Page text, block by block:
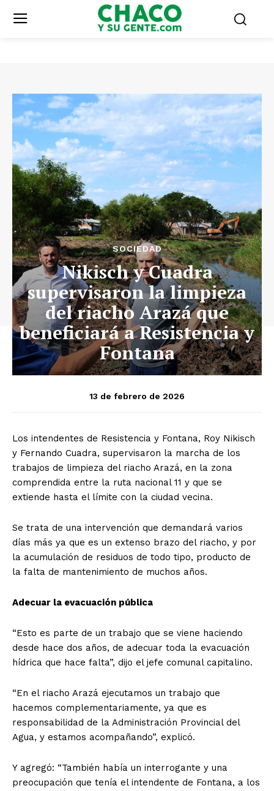
SOCIEDAD
Nikisch y Cuadra
supervisaron la limpieza
del riacho Arazá que
beneficiará a Resistencia y
Fontana
13 de febrero de 2026
Los intendentes de Resistencia y Fontana, Roy Nikisch
y Fernando Cuadra, supervisaron la marcha de los
trabajos de limpieza del riacho Arazá, en la zona
comprendida entre la ruta nacional 11 y que se
extiende hasta el límite con la ciudad vecina.
Se trata de una intervención que demandará varios
días más ya que es un extenso brazo del riacho, y por
la acumulación de residuos de todo tipo, producto de
la falta de mantenimiento de muchos años.
Adecuar la evacuación pública
“Esto es parte de un trabajo que se viene haciendo
desde hace dos años, de adecuar toda la evacuación
hídrica que hace falta”, dijo el jefe comunal capitalino.
“En el riacho Arazá ejecutamos un trabajo que
hacemos complementariamente, ya que es
responsabilidad de la Administración Provincial del
Agua, y estamos acompañando”, explicó.
Y agregó: “También había un interrogante y una
preocupación que tenía el intendente de Fontana, a los